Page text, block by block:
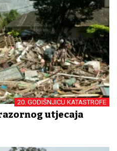
20. GODIŠNJICU KATASTROFE
utjecaja